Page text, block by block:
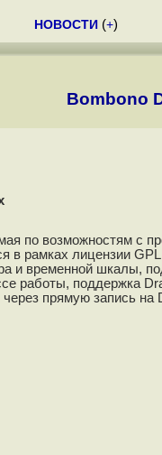
НОВОСТИ (+)
Bombono
по возможностям с
в рамках лицензии
и временной шкалы,
работы, поддержка
прямую запись